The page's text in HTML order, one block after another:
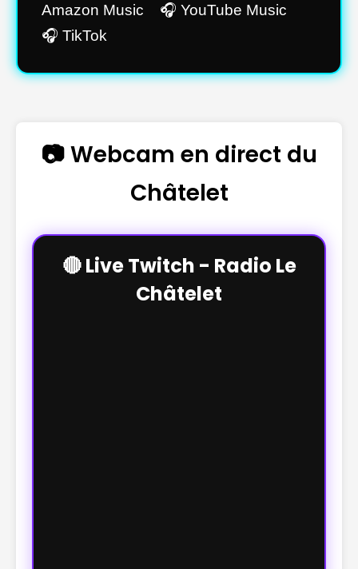
Amazon Music 🎧 YouTube Music
🎧 TikTok
📷 Webcam en direct du
Châtelet
🔴 Live Twitch - Radio Le
Châtelet